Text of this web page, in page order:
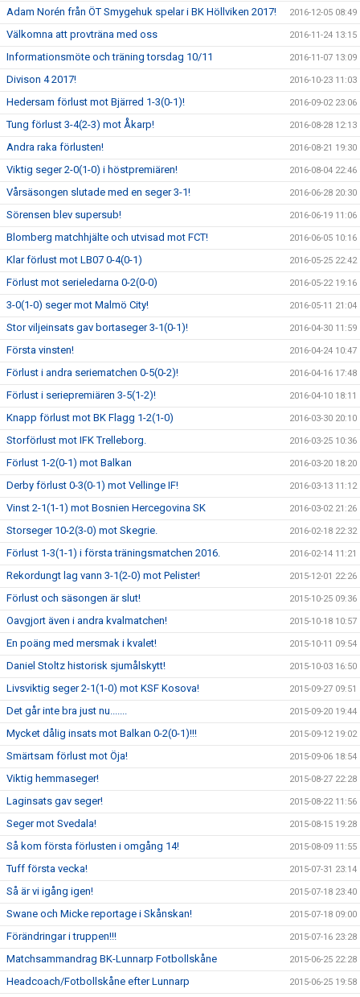
Adam Norén från ÖT Smygehuk spelar i BK Höllviken 2017! 2016-12-05 08:49
Välkomna att provträna med oss 2016-11-24 13:15
Informationsmöte och träning torsdag 10/11 2016-11-07 13:09
Divison 4 2017! 2016-10-23 11:03
Hedersam förlust mot Bjärred 1-3(0-1)! 2016-09-02 23:06
Tung förlust 3-4(2-3) mot Åkarp! 2016-08-28 12:13
Andra raka förlusten! 2016-08-21 19:30
Viktig seger 2-0(1-0) i höstpremiären! 2016-08-04 22:46
Vårsäsongen slutade med en seger 3-1! 2016-06-28 20:30
Sörensen blev supersub! 2016-06-19 11:06
Blomberg matchhjälte och utvisad mot FCT! 2016-06-05 10:16
Klar förlust mot LB07 0-4(0-1) 2016-05-25 22:42
Förlust mot serieledarna 0-2(0-0) 2016-05-22 19:16
3-0(1-0) seger mot Malmö City! 2016-05-11 21:04
Stor viljeinsats gav bortaseger 3-1(0-1)! 2016-04-30 11:59
Första vinsten! 2016-04-24 10:47
Förlust i andra seriematchen 0-5(0-2)! 2016-04-16 17:48
Förlust i seriepremiären 3-5(1-2)! 2016-04-10 18:11
Knapp förlust mot BK Flagg 1-2(1-0) 2016-03-30 20:10
Storförlust mot IFK Trelleborg. 2016-03-25 10:36
Förlust 1-2(0-1) mot Balkan 2016-03-20 18:20
Derby förlust 0-3(0-1) mot Vellinge IF! 2016-03-13 11:12
Vinst 2-1(1-1) mot Bosnien Hercegovina SK 2016-03-02 21:26
Storseger 10-2(3-0) mot Skegrie. 2016-02-18 22:32
Förlust 1-3(1-1) i första träningsmatchen 2016. 2016-02-14 11:21
Rekordungt lag vann 3-1(2-0) mot Pelister! 2015-12-01 22:26
Förlust och säsongen är slut! 2015-10-25 09:36
Oavgjort även i andra kvalmatchen! 2015-10-18 10:57
En poäng med mersmak i kvalet! 2015-10-11 09:54
Daniel Stoltz historisk sjumålskytt! 2015-10-03 16:50
Livsviktig seger 2-1(1-0) mot KSF Kosova! 2015-09-27 09:51
Det går inte bra just nu....... 2015-09-20 19:44
Mycket dålig insats mot Balkan 0-2(0-1)!!! 2015-09-12 19:02
Smärtsam förlust mot Öja! 2015-09-06 18:54
Viktig hemmaseger! 2015-08-27 22:28
Laginsats gav seger! 2015-08-22 11:56
Seger mot Svedala! 2015-08-15 19:28
Så kom första förlusten i omgång 14! 2015-08-09 11:55
Tuff första vecka! 2015-07-31 23:14
Så är vi igång igen! 2015-07-18 23:40
Swane och Micke reportage i Skånskan! 2015-07-18 09:00
Förändringar i truppen!!! 2015-07-16 23:28
Matchsammandrag BK-Lunnarp Fotbollskåne 2015-06-25 22:28
Headcoach/Fotbollskåne efter Lunnarp 2015-06-25 19:58